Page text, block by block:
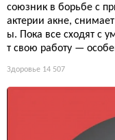
союзник в борьбе с
актерии акне,
ы. Пока все сходят с
т свою работу —
Здоровье 14 507